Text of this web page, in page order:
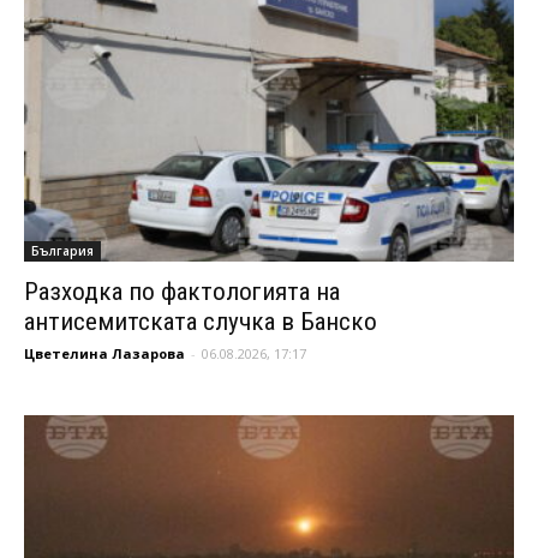
България
Разходка по фактологията на
антисемитската случка в Банско
Цветелина Лазарова - 06.08.2026, 17:17